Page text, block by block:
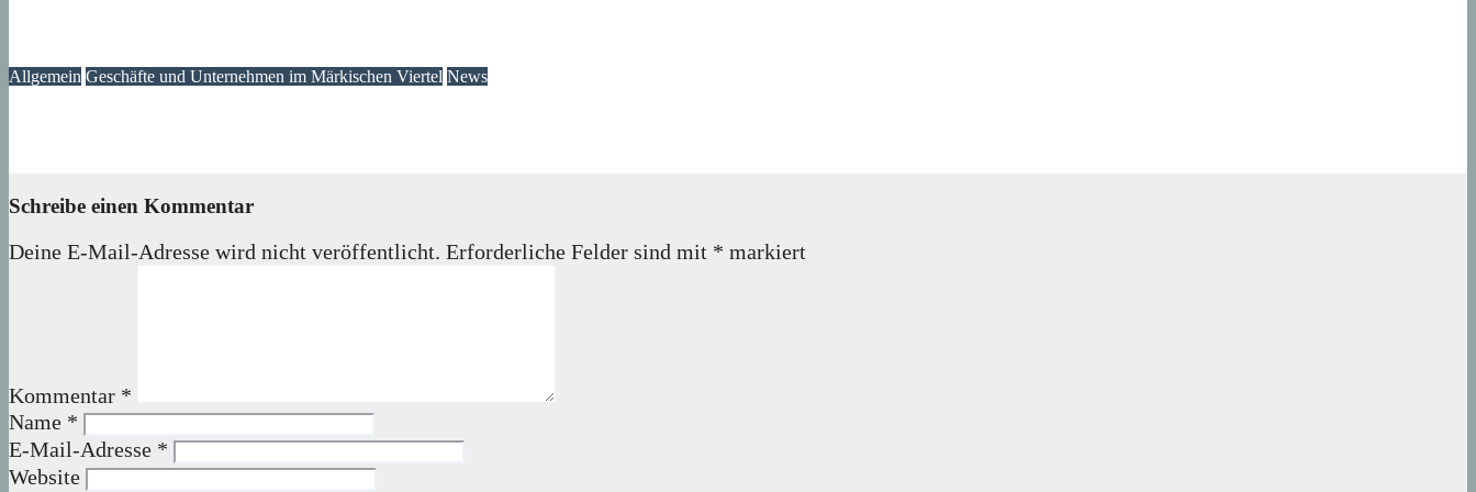
Allgemein Geschäfte und Unternehmen im Märkischen Viertel News
Schreibe einen Kommentar
Deine E-Mail-Adresse wird nicht veröffentlicht. Erforderliche Felder sind mit * markiert
Kommentar *
Name *
E-Mail-Adresse *
Website